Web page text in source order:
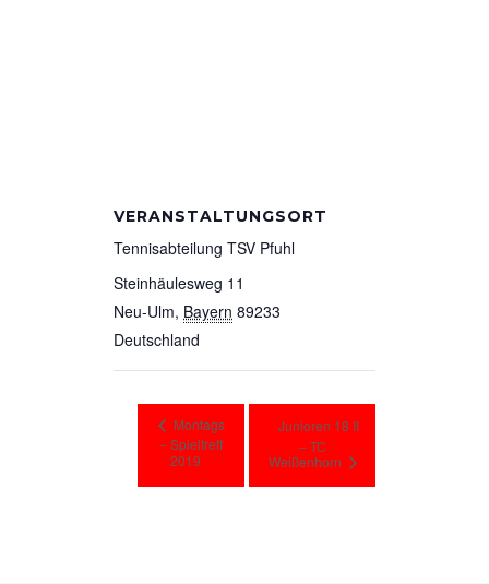
VERANSTALTUNGSORT
Tennisabteilung TSV Pfuhl
Steinhäulesweg 11
Neu-Ulm, Bayern 89233
Deutschland
Montags
– Spieltreff
2019
Junioren 18 II
– TC
Weißenhorn